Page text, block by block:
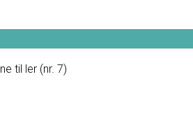
til ler (nr. 7)